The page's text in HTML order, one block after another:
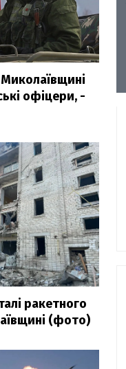
Миколаївщині
офіцери, -
ракетного
(фото)
ворожого